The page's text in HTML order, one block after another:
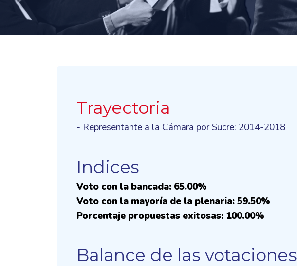
Trayectoria
- Representante a la Cámara por Sucre: 2014-2018
Indices
Voto con la bancada: 65.00%
Voto con la mayoría de la plenaria: 59.50%
Porcentaje propuestas exitosas: 100.00%
Balance de las votaciones